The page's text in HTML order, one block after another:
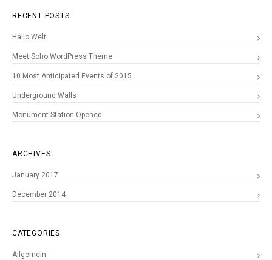
RECENT POSTS
Hallo Welt!
Meet Soho WordPress Theme
10 Most Anticipated Events of 2015
Underground Walls
Monument Station Opened
ARCHIVES
January 2017
December 2014
CATEGORIES
Allgemein